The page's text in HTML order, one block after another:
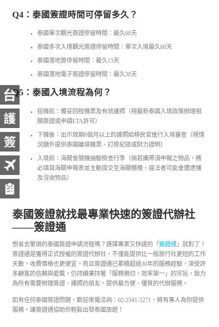
Q4：泰國簽證時間可停留多久？
泰國單次觀光簽證停留時間：最久60天
泰國多次入境觀光簽證停留時間：單次入境最久60天
泰國落地簽停留時間：最久15天
泰國落地電子簽證停留時間：最久30天
Q5：泰國入境流程為何？
搭機前：備妥回程機票及有效護照（視最新泰國入境政策辦理相
關簽證或申請ETA許可）
下機後：出示效期6個月以上的護照給移民官進行入境審查（視情
況額外提供泰國離境機票、訂房紀錄或財力證明）
入境前：海關會隨機抽驗檢查行李（倘若攜帶須申報之物品，務
必填寫海關申報表並主動提交至海關櫃檯，違法者可能會遭逮捕
及沒收物品）
泰國簽證就找最專業快速的簽證代辦社
——簽證通
想省去繁瑣的泰國簽證申請流程嗎？選擇專業又快速的「 簽證通 」就對了！
簽證通是獲得正式授權的簽證代辦社，不僅能提供比一般旅行社更短的工作
天數，收費價格也更便宜。而且簽證通已累積超過30年的服務經驗，深受許
多顧客的信賴與愛戴，仍持續秉持著「服務親切，效率第一」的宗旨，致力
為所有需要辦理簽證、護照的朋友，提供最方便、優質的代辦服務。
如有任何泰國簽證問題，歡迎來電洽詢：02-2541-5271，將有專人為你提供
服務。讓簽證通協助你輕鬆出發泰國旅遊！